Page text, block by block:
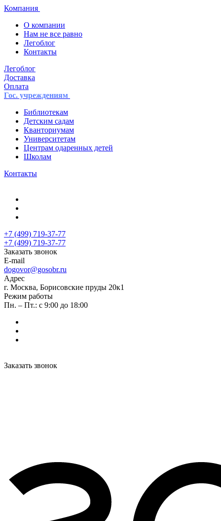
Компания
О компании
Нам не все равно
Легоблог
Контакты
Легоблог
Доставка
Оплата
Гос. учреждениям
Библиотекам
Детским садам
Кванториумам
Университетам
Центрам одаренных детей
Школам
Контакты
+7 (499) 719-37-77
+7 (499) 719-37-77
Заказать звонок
E-mail
dogovor@gosobr.ru
Адрес
г. Москва, Борисовские пруды 20к1
Режим работы
Пн. – Пт.: с 9:00 до 18:00
Заказать звонок